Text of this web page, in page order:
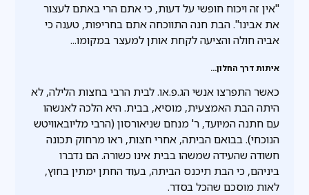
"אין זה ויכוח חופשי על דעות, כי אתם הרי באתם לעצור
את אבינו". הבת חנה התווכחה אתם בחריפות, טענה כי
אביה חולה והציעה לקחת אותן למעצר במקומו...
איתות דרך החלון...
כאשר התפרצו אנשי הג.פ.או. לבית הרבי בחצות הלילה, לא
היתה הבת האמצעית, מוסיא, בבית. היא הלכה לאנשהו
עם חתנה המיועד, ר' מנחם שניאורסון (הרבי מליובאוויטש
הנוכחי). בבואם הביתה, אחרי חצות, ראו מרחוק תכונה
חשודה שהעידה שמשהו בבית אינו כשורה. הם נדברו
ביניהם, כי הבת תיכנס הביתה, בעוד החתן ימתין בחוץ,
לאות מוסכם שהכל בסדר.